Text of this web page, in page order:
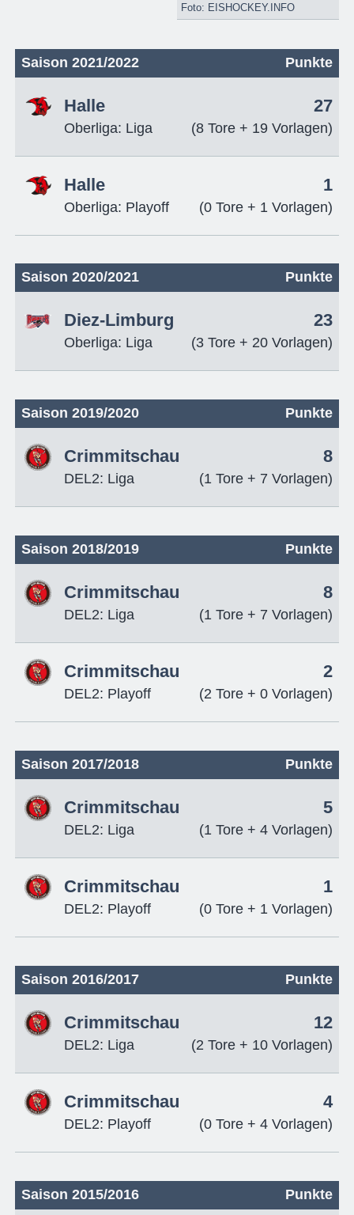
Foto: EISHOCKEY.INFO
Saison 2021/2022 Punkte
Halle
Oberliga: Liga
27
(8 Tore + 19 Vorlagen)
Halle
Oberliga: Playoff
1
(0 Tore + 1 Vorlagen)
Saison 2020/2021 Punkte
Diez-Limburg
Oberliga: Liga
23
(3 Tore + 20 Vorlagen)
Saison 2019/2020 Punkte
Crimmitschau
DEL2: Liga
8
(1 Tore + 7 Vorlagen)
Saison 2018/2019 Punkte
Crimmitschau
DEL2: Liga
8
(1 Tore + 7 Vorlagen)
Crimmitschau
DEL2: Playoff
2
(2 Tore + 0 Vorlagen)
Saison 2017/2018 Punkte
Crimmitschau
DEL2: Liga
5
(1 Tore + 4 Vorlagen)
Crimmitschau
DEL2: Playoff
1
(0 Tore + 1 Vorlagen)
Saison 2016/2017 Punkte
Crimmitschau
DEL2: Liga
12
(2 Tore + 10 Vorlagen)
Crimmitschau
DEL2: Playoff
4
(0 Tore + 4 Vorlagen)
Saison 2015/2016 Punkte